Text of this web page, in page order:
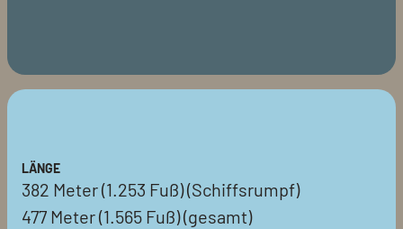
LÄNGE
382 Meter (1.253 Fuß) (Schiffsrumpf)
477 Meter (1.565 Fuß) (gesamt)